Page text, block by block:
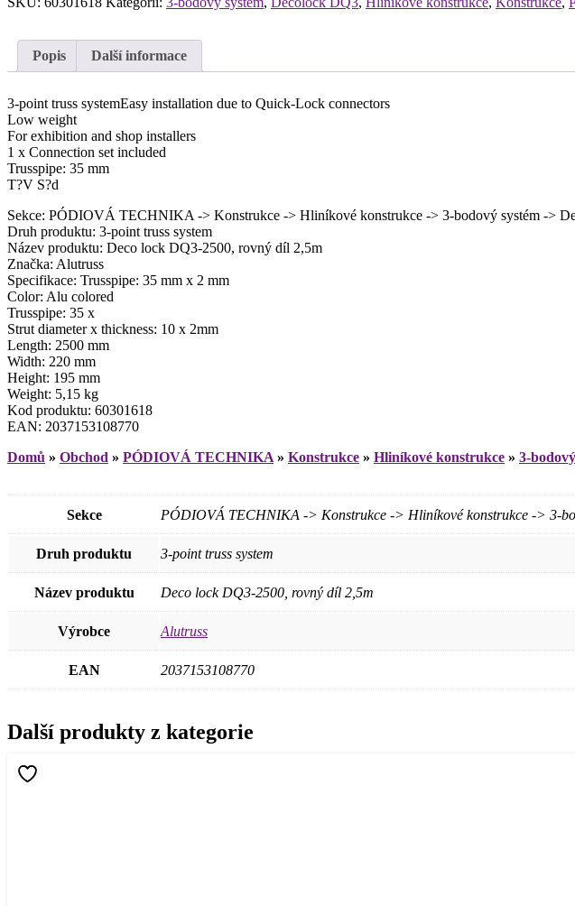
Popis Další informace
3-point truss systemEasy installation due to Quick-Lock connectors
Low weight
For exhibition and shop installers
1 x Connection set included
Trusspipe: 35 mm
T?V S?d
Sekce: PÓDIOVÁ TECHNIKA -> Konstrukce -> Hliníkové konstrukce -> 3-bodový systém ->
Druh produktu: 3-point truss system
Název produktu: Deco lock DQ3-2500, rovný díl 2,5m
Značka: Alutruss
Specifikace: Trusspipe: 35 mm x 2 mm
Color: Alu colored
Trusspipe: 35 x
Strut diameter x thickness: 10 x 2mm
Length: 2500 mm
Width: 220 mm
Height: 195 mm
Weight: 5,15 kg
Kod produktu: 60301618
EAN: 2037153108770
Domů » Obchod » PÓDIOVÁ TECHNIKA » Konstrukce » Hliníkové konstrukce » 3-
Sekce PÓDIOVÁ TECHNIKA -> Konstrukce -> Hliníkové konstrukce -> 3-
Druh produktu 3-point truss system
Název produktu Deco lock DQ3-2500, rovný díl 2,5m
Výrobce Alutruss
EAN 2037153108770
Další produkty z kategorie